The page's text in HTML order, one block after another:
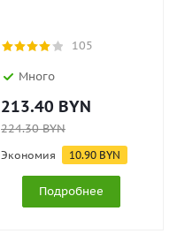
105
Много
213.40 BYN
224.30BYN
Экономия 10.90 BYN
Подробнее